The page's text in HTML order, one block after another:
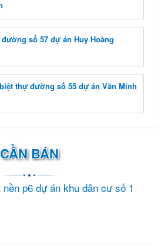
đường số 57 dự án Huy Hoàng
thự đường số 55 dự án Văn Minh
CẦN BÁN
nền p6 dự án khu dân cư số 1